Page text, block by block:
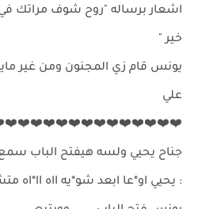
اشعار برساله "روح شوف مراتك
خير "
يونس قام زي المجنون ومن غير
علي
جناح يحيي ولسه هيفتح الباب
: يحيي او*عا ابعد شو*يه ااه اا*اه